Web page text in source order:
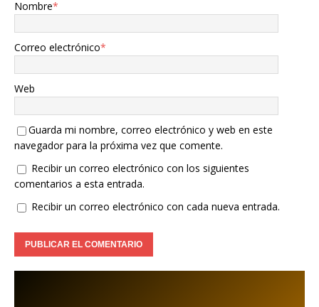
Nombre*
Correo electrónico*
Web
Guarda mi nombre, correo electrónico y web en este
navegador para la próxima vez que comente.
Recibir un correo electrónico con los siguientes
comentarios a esta entrada.
Recibir un correo electrónico con cada nueva entrada.